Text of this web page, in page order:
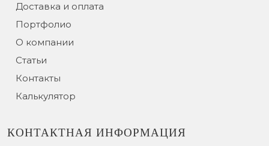
Доставка и оплата
Портфолио
О компании
Статьи
Контакты
Калькулятор
КОНТАКТНАЯ ИНФОРМАЦИЯ